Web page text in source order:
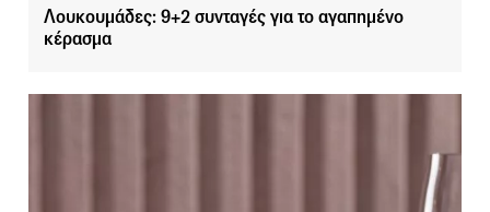
Λουκουμάδες: 9+2 συνταγές για το αγαπημένο
κέρασμα